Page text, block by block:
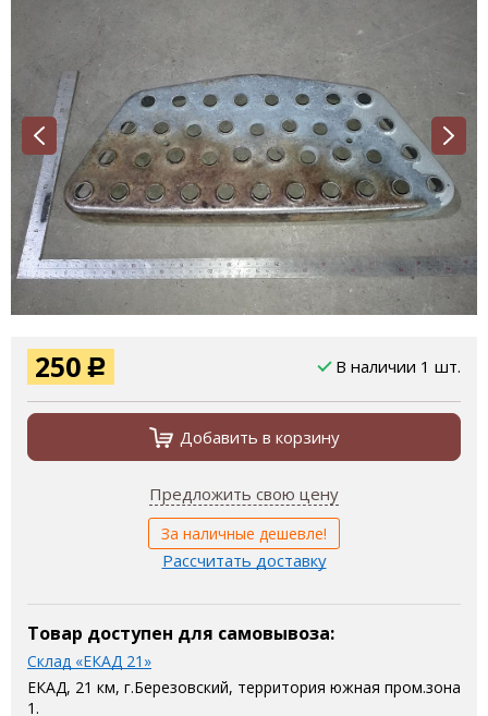
250 Р В наличии 1 шт.
Добавить в корзину
Предложить свою цену
За наличные дешевле!
Рассчитать доставку
Товар доступен для самовывоза:
Склад «ЕКАД 21»
ЕКАД, 21 км, г.Березовский, территория южная пром.зона
1.